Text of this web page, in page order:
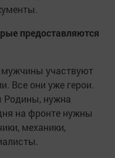
предоставляются
участвуют
Все они уже герои.
Родины, нужна
на фронте нужны
механики,